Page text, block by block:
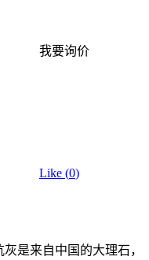
我要询价
Like (0)
是来自中国的大理石，